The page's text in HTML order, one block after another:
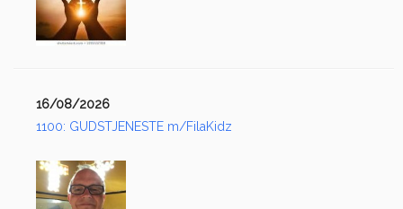
16/08/2026
1100: GUDSTJENESTE m/FilaKidz